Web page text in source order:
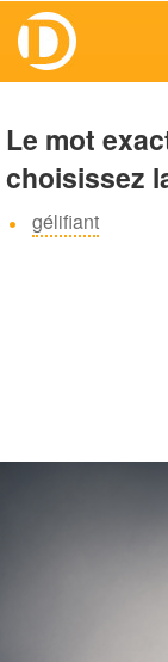
Le mot
choisissez
gélifiant